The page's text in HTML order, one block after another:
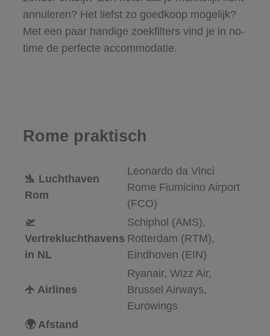
annuleren? Het liefst zo goedkoop mogelijk?
Met een paar handige zoekfilters vind je in no-
time de perfecte accommodatie.
Rome praktisch
🛬 Luchthaven
Rom
Leonardo da Vinci
Rome Fiumicino Airport
(FCO)
🛫
Vertrekluchthavens
in NL
Schiphol (AMS),
Rotterdam (RTM),
Eindhoven (EIN)
🛧 Airlines
Ryanair, Wizz Air,
Brussel Airways,
Eurowings
🌍 Afstand